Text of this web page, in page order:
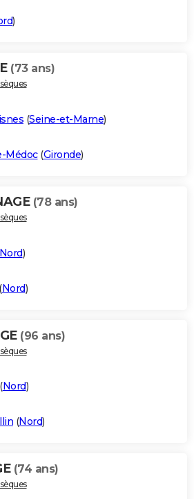
)
(73 ans)
(Seine-et-Marne)
Médoc(Gironde)
(78 ans)
)
(Nord)
(96 ans)
(Nord)
(Nord)
(74 ans)